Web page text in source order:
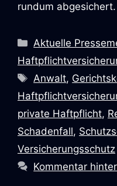
rundum
Kategorien
Aktuelle
Schlagwörter
Anwalt,
private Haftpflicht,
Schadenfall,
Versicherungsschutz
Kommentar